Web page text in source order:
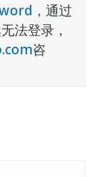
，通过
法登录，
咨